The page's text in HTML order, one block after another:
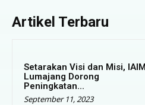
Artikel Terbaru
Setarakan Visi dan Misi, IAIM
Lumajang Dorong
Peningkatan...
September 11, 2023